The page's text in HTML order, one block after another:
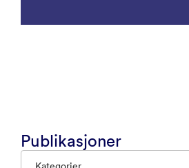
Publikasjoner